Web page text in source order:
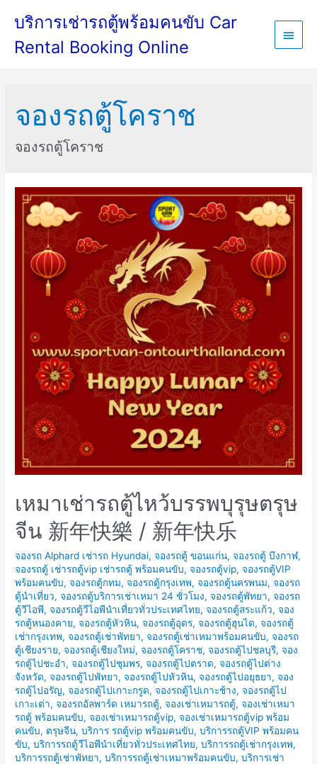
บริการเช่ารถตู้พร้อมคนขับ Car
Rental Booking Online
Main
จองรถตู้โคราช
จองรถตู้โคราช
เหมาเช่ารถตู้ไหว้บรรพบุรุษตรุษ
จีน 新年快樂 / 新年快乐
จองรถ Alphard เช่ารถ Hyundai,จองรถตู้ ขอนแก่น,จองรถตู้ บึงกาฬ,
จองรถตู้ เช่ารถตู้vip เช่ารถตู้ พร้อมคนขับ,จองรถตู้vip,จองรถตู้VIP
พร้อมคนขับ,จองรถตู้กทม,จองรถตู้กรุงเทพ,จองรถตู้นครพนม,จองรถ
ตู้นำเที่ยว,จองรถตู้บริการเช่าเหมา 24 ชั่วโมง,จองรถตู้พัทยา,จองรถ
ตู้วีไอพี,จองรถตู้วีไอพีนำเที่ยวทั่วประเทศไทย,จองรถตู้สระแก้ว,จอง
รถตู้หนองคาย,จองรถตู้หัวหิน,จองรถตู้อุดร,จองรถตู้ฮุนได,จองรถตู้
เช่ากรุงเทพ,จองรถตู้เช่าพัทยา,จองรถตู้เช่าเหมาพร้อมคนขับ,จองรถ
ตู้เชียงราย,จองรถตู้เชียงใหม่,จองรถตู้โคราช,จองรถตู้ไปชลบุรี,จอง
รถตู้ไปชะอำ,จองรถตู้ไปชุมพร,จองรถตู้ไปตราด,จองรถตู้ไปต่าง
จังหวัด,จองรถตู้ไปพัทยา,จองรถตู้ไปหัวหิน,จองรถตู้ไปอยุธยา,จอง
รถตู้ไปอรัญ,จองรถตู้ไปเกาะกรูด,จองรถตู้ไปเกาะช้าง,จองรถตู้ไป
เกาะเต่า,จองรถอัลพาร์ด เหมารถตู้,จองเช่าเหมารถตู้,จองเช่าเหมา
รถตู้ พร้อมคนขับ,จองเช่าเหมารถตู้vip,จองเช่าเหมารถตู้vip พร้อม
คนขับ, ตรุษจีน,บริการ รถตู้vip พร้อมคนขับ,บริการรถตู้VIP พร้อมคน
ขับ,บริการรถตู้วีไอพีนำเที่ยวทั่วประเทศไทย,บริการรถตู้เช่ากรุงเทพ,
บริการรถตู้เช่าพัทยา,บริการรถตู้เช่าเหมาพร้อมคนขับ,บริการเช่า